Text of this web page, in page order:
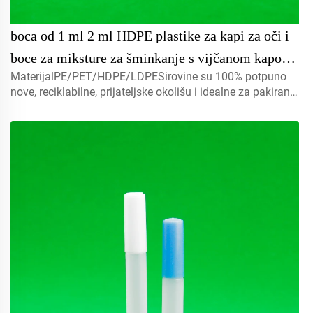
boca od 1 ml 2 ml HDPE plastike za kapi za oči i
boce za miksture za šminkanje s vijčanom kapom
i zapečaćenom ambalažom, pakirane u kutiji za
industrijsku uporabu
MaterijalPE/PET/HDPE/LDPESirovine su 100% potpuno
nove, reciklabilne, prijateljske okolišu i idealne za pakiranje
prilagodbuPoklopci: raspršivač, navojni poklopci, pločasti